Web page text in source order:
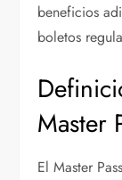
beneficios
boletos
Master
El Master